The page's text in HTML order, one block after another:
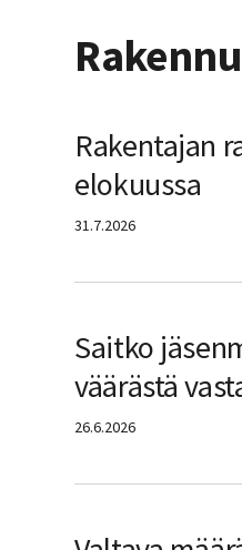
Rakentajan
elokuussa
31.7.2026
Saitko
väärästä
26.6.2026